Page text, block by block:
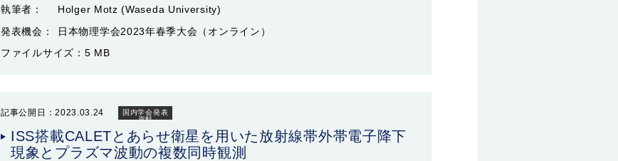
執筆者：
Holger Motz (Waseda University)
発表機会：
日本物理学会2023年春季大会（オンライン）
ファイルサイズ： 5 MB
記事公開日：2023.03.24
国内学会発表
資料
ISS搭載CALETとあらせ衛星を用いた放射線帯外帯電子降下
現象とプラズマ波動の複数同時観測